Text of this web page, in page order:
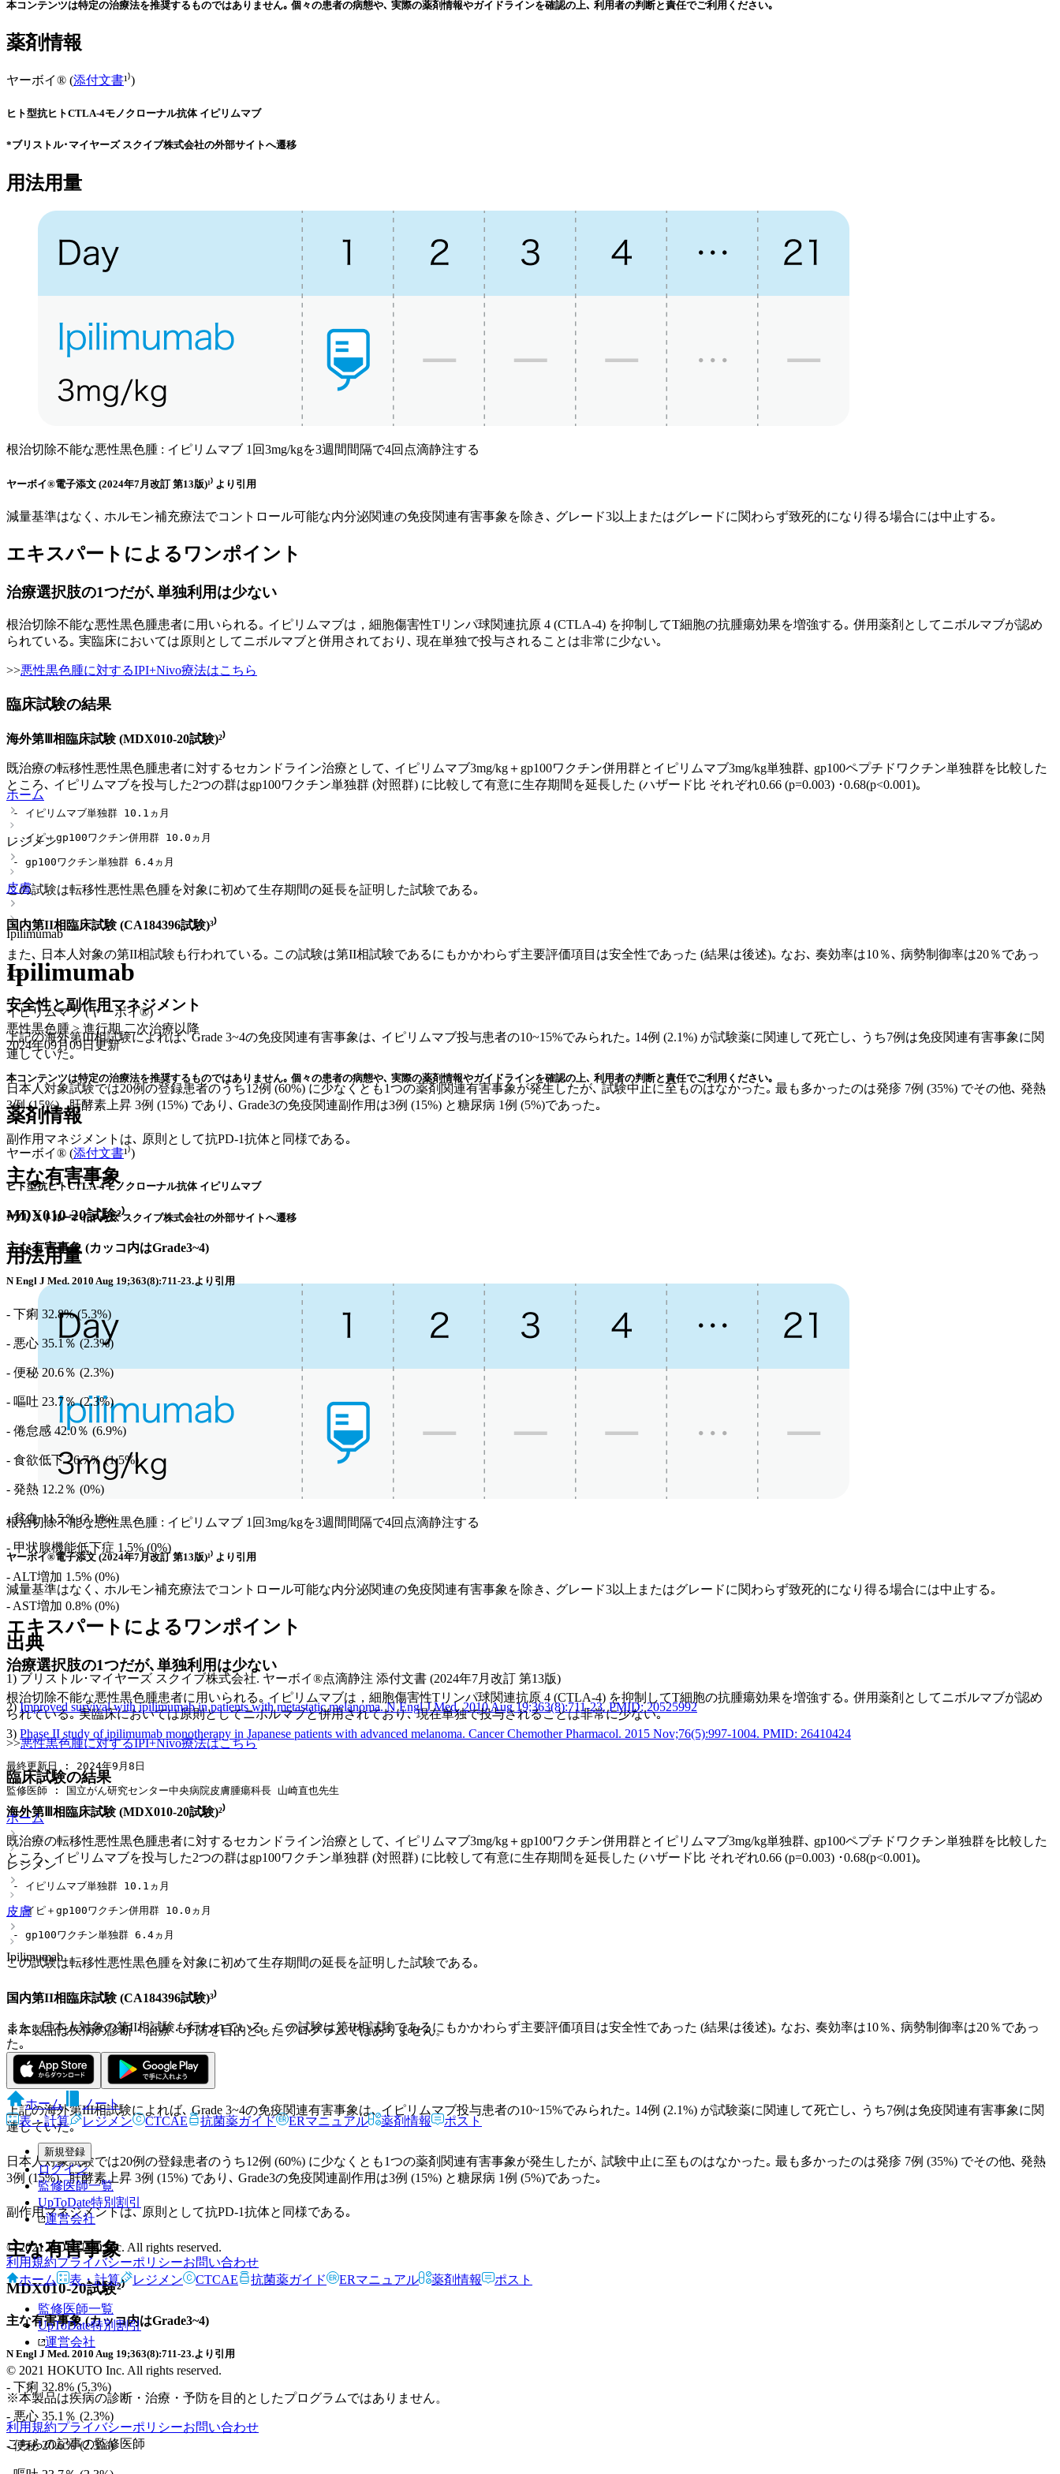
本コンテンツは特定の治療法を推奨するものではありません｡ 個々の患者の病態や､ 実際の薬剤情報やガイドラインを確認の上､ 利用者の判断と責任でご利用ください｡
薬剤情報
ヤーボイ® (添付文書¹⁾)
ヒト型抗ヒトCTLA-4モノクローナル抗体 イピリムマブ
*ブリストル･マイヤーズ スクイブ株式会社の外部サイトへ遷移
用法用量
根治切除不能な悪性黒色腫 : イピリムマブ 1回3mg/kgを3週間間隔で4回点滴静注する
ヤーボイ®電子添文 (2024年7月改訂 第13版)¹⁾ より引用
減量基準はなく､ ホルモン補充療法でコントロール可能な内分泌関連の免疫関連有害事象を除き､ グレード3以上またはグレードに関わらず致死的になり得る場合には中止する｡
エキスパートによるワンポイント
治療選択肢の1つだが､単独利用は少ない
根治切除不能な悪性黒色腫患者に用いられる｡ イピリムマブは，細胞傷害性Tリンパ球関連抗原 4 (CTLA-4) を抑制してT細胞の抗腫瘍効果を増強する｡ 併用薬剤としてニボルマブが認め
られている｡ 実臨床においては原則としてニボルマブと併用されており､ 現在単独で投与されることは非常に少ない｡
>>悪性黒色腫に対するIPI+Nivo療法はこちら
臨床試験の結果
海外第Ⅲ相臨床試験 (MDX010-20試験)²⁾
既治療の転移性悪性黒色腫患者に対するセカンドライン治療として､ イピリムマブ3mg/kg＋gp100ワクチン併用群とイピリムマブ3mg/kg単独群､ gp100ペプチドワクチン単独群を比較した
ところ､ イピリムマブを投与した2つの群はgp100ワクチン単独群 (対照群) に比較して有意に生存期間を延長した (ハザード比 それぞれ0.66 (p=0.003) ･0.68(p<0.001)｡
- イピリムマブ単独群 10.1ヵ月
- イピ＋gp100ワクチン併用群 10.0ヵ月
- gp100ワクチン単独群 6.4ヵ月
この試験は転移性悪性黒色腫を対象に初めて生存期間の延長を証明した試験である｡
国内第II相臨床試験 (CA184396試験)³⁾
また､ 日本人対象の第II相試験も行われている｡ この試験は第II相試験であるにもかかわらず主要評価項目は安全性であった (結果は後述)｡ なお､ 奏効率は10％､ 病勢制御率は20％であっ
た｡
安全性と副作用マネジメント
上記の海外第III相試験によれば､ Grade 3~4の免疫関連有害事象は､ イピリムマブ投与患者の10~15%でみられた｡ 14例 (2.1%) が試験薬に関連して死亡し､ うち7例は免疫関連有害事象に関
連していた｡
日本人対象試験では20例の登録患者のうち12例 (60%) に少なくとも1つの薬剤関連有害事象が発生したが､ 試験中止に至ものはなかった｡ 最も多かったのは発疹 7例 (35%) でその他､ 発熱
3例 (15%)､ 肝酵素上昇 3例 (15%) であり､ Grade3の免疫関連副作用は3例 (15%) と糖尿病 1例 (5%)であった｡
副作用マネジメントは､ 原則として抗PD-1抗体と同様である｡
主な有害事象
MDX010-20試験²⁾
主な有害事象 (カッコ内はGrade3~4)
N Engl J Med. 2010 Aug 19;363(8):711-23.より引用
- 下痢 32.8% (5.3%)
- 悪心 35.1％ (2.3%)
- 便秘 20.6％ (2.3%)
- 嘔吐 23.7％ (2.3%)
- 倦怠感 42.0％ (6.9%)
- 食欲低下 26.7％ (1.5%)
- 発熱 12.2％ (0%)
- 貧血 11.5％ (3.1%)
- 甲状腺機能低下症 1.5% (0%)
- ALT増加 1.5% (0%)
- AST増加 0.8% (0%)
出典
1) ブリストル･マイヤーズ スクイブ株式会社. ヤーボイ®点滴静注 添付文書 (2024年7月改訂 第13版)
2)Improved survival with ipilimumab in patients with metastatic melanoma. N Engl J Med. 2010 Aug 19;363(8):711-23. PMID: 20525992
3) Phase II study of ipilimumab monotherapy in Japanese patients with advanced melanoma. Cancer Chemother Pharmacol. 2015 Nov;76(5):997-1004. PMID: 26410424
最終更新日 : 2024年9月8日
監修医師 : 国立がん研究センター中央病院皮膚腫瘍科長 山崎直也先生
ホーム
レジメン
皮膚
Ipilimumab
※本製品は疾病の診断・治療・予防を目的としたプログラムではありません。
ホーム
ノート
表・計算
レジメン CTCAE 抗菌薬ガイド ERマニュアル 薬剤情報 ポスト
新規登録
ログイン
監修医師一覧
UpToDate特別割引
運営会社
© 2021 HOKUTO Inc. All rights reserved.
利用規約プライバシーポリシーお問い合わせ
ホーム
表・計算 レジメン CTCAE 抗菌薬ガイド ERマニュアル 薬剤情報 ポスト
監修医師一覧
UpToDate特別割引
運営会社
© 2021 HOKUTO Inc. All rights reserved.
※本製品は疾病の診断・治療・予防を目的としたプログラムではありません。
利用規約プライバシーポリシーお問い合わせ
こちらの記事の監修医師
ホーム
レジメン
皮膚
Ipilimumab
Ipilimumab
イピリムマブ (ヤーボイ®)
悪性黒色腫 > 進行期 二次治療以降
2024年09月09日更新
本コンテンツは特定の治療法を推奨するものではありません｡ 個々の患者の病態や､ 実際の薬剤情報やガイドラインを確認の上､ 利用者の判断と責任でご利用ください｡
薬剤情報
ヤーボイ® (添付文書¹⁾)
ヒト型抗ヒトCTLA-4モノクローナル抗体 イピリムマブ
*ブリストル･マイヤーズ スクイブ株式会社の外部サイトへ遷移
用法用量
根治切除不能な悪性黒色腫 : イピリムマブ 1回3mg/kgを3週間間隔で4回点滴静注する
ヤーボイ®電子添文 (2024年7月改訂 第13版)¹⁾ より引用
減量基準はなく､ ホルモン補充療法でコントロール可能な内分泌関連の免疫関連有害事象を除き､ グレード3以上またはグレードに関わらず致死的になり得る場合には中止する｡
エキスパートによるワンポイント
治療選択肢の1つだが､単独利用は少ない
根治切除不能な悪性黒色腫患者に用いられる｡ イピリムマブは，細胞傷害性Tリンパ球関連抗原 4 (CTLA-4) を抑制してT細胞の抗腫瘍効果を増強する｡ 併用薬剤としてニボルマブが認め
られている｡ 実臨床においては原則としてニボルマブと併用されており､ 現在単独で投与されることは非常に少ない｡
>>悪性黒色腫に対するIPI+Nivo療法はこちら
臨床試験の結果
海外第Ⅲ相臨床試験 (MDX010-20試験)²⁾
既治療の転移性悪性黒色腫患者に対するセカンドライン治療として､ イピリムマブ3mg/kg＋gp100ワクチン併用群とイピリムマブ3mg/kg単独群､ gp100ペプチドワクチン単独群を比較した
ところ､ イピリムマブを投与した2つの群はgp100ワクチン単独群 (対照群) に比較して有意に生存期間を延長した (ハザード比 それぞれ0.66 (p=0.003) ･0.68(p<0.001)｡
- イピリムマブ単独群 10.1ヵ月
- イピ＋gp100ワクチン併用群 10.0ヵ月
- gp100ワクチン単独群 6.4ヵ月
この試験は転移性悪性黒色腫を対象に初めて生存期間の延長を証明した試験である｡
国内第II相臨床試験 (CA184396試験)³⁾
また､ 日本人対象の第II相試験も行われている｡ この試験は第II相試験であるにもかかわらず主要評価項目は安全性であった (結果は後述)｡ なお､ 奏効率は10％､ 病勢制御率は20％であっ
た｡
安全性と副作用マネジメント
上記の海外第III相試験によれば､ Grade 3~4の免疫関連有害事象は､ イピリムマブ投与患者の10~15%でみられた｡ 14例 (2.1%) が試験薬に関連して死亡し､ うち7例は免疫関連有害事象に関
連していた｡
日本人対象試験では20例の登録患者のうち12例 (60%) に少なくとも1つの薬剤関連有害事象が発生したが､ 試験中止に至ものはなかった｡ 最も多かったのは発疹 7例 (35%) でその他､ 発熱
3例 (15%)､ 肝酵素上昇 3例 (15%) であり､ Grade3の免疫関連副作用は3例 (15%) と糖尿病 1例 (5%)であった｡
副作用マネジメントは､ 原則として抗PD-1抗体と同様である｡
主な有害事象
MDX010-20試験²⁾
主な有害事象(カッコ内はGrade3~4)
N Engl J Med. 2010 Aug 19;363(8):711-23.より引用
- 下痢 32.8% (5.3%)
- 悪心 35.1％ (2.3%)
- 便秘 20.6％ (2.3%)